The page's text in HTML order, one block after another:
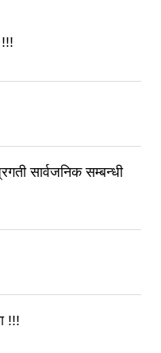
सार्वजनिक सम्बन्धी
!!!